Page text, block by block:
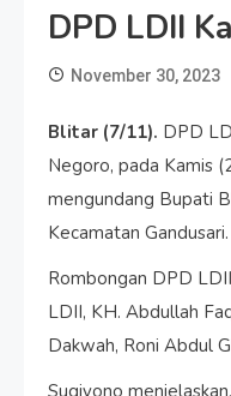
DPD LDII
November 30, 2023
Blitar (7/11). DPD
Negoro, pada Kamis
mengundang Bupati
Kecamatan Gandusari.
Rombongan DPD
LDII, KH. Abdullah
Dakwah, Roni Abdul
Sugiyono